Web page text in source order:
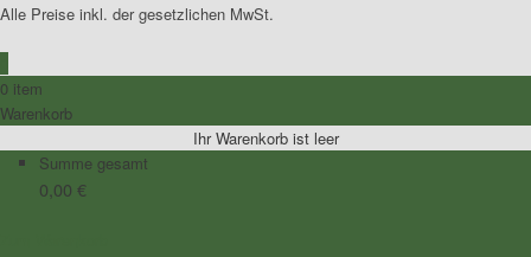
Alle Preise inkl. der gesetzlichen MwSt.
0 item
Warenkorb
Ihr Warenkorb ist leer
Summe gesamt
0,00 €